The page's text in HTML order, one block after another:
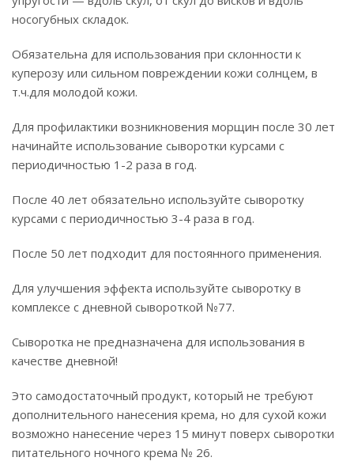
носогубных складок.
Обязательна для использования при склонности к
куперозу или сильном повреждении кожи солнцем, в
т.ч.для молодой кожи.
Для профилактики возникновения морщин после 30 лет
начинайте использование сыворотки курсами с
периодичностью 1-2 раза в год.
После 40 лет обязательно используйте сыворотку
курсами с периодичностью 3-4 раза в год.
После 50 лет подходит для постоянного применения.
Для улучшения эффекта используйте сыворотку в
комплексе с дневной сывороткой №77.
Сыворотка не предназначена для использования в
качестве дневной!
Это самодостаточный продукт, который не требуют
дополнительного нанесения крема, но для сухой кожи
возможно нанесение через 15 минут поверх сыворотки
питательного ночного крема № 26.